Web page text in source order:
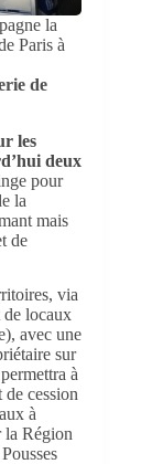
la
Paris à
de
les
deux
pour
la
mais
de
via
de locaux
avec une
sur
à
cession
à
la Région